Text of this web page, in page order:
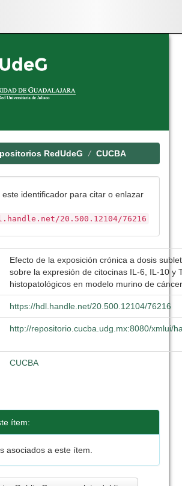
RedUdeG CUCBA
este identificador para citar o enlazar
20.500.12104/76216
Efecto de la exposición crónica a dosis
sobre la expresión de citocinas IL-6, IL-10 y
histopatológicos en modelo murino de
https://hdl.handle.net/20.500.12104/76216
http://repositorio.cucba.udg.mx:8080/xmlui/
CUCBA
ítem:
asociados a este ítem.